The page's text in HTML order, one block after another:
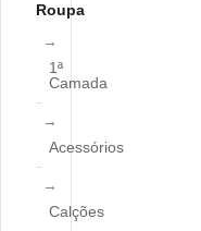
Roupa
1ª
Camada
Acessórios
Calções